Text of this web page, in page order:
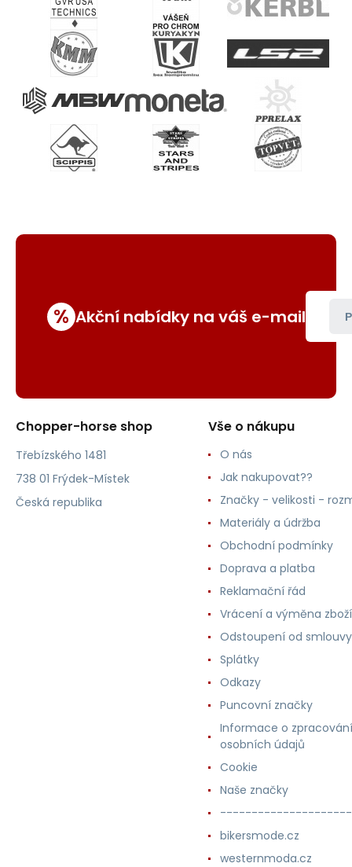
% Akční nabídky na váš e-mail
Chopper-horse shop
Třebízského 1481
738 01 Frýdek-Místek
Česká republika
Vše o nákupu
O nás
Jak nakupovat??
Značky - velikosti -
Materiály a údržba
Obchodní podmínky
Doprava a platba
Reklamační řád
Vrácení a výměna zboží
Odstoupení od smlouvy
Splátky
Odkazy
Puncovní značky
Informace o zpracování
osobních údajů
Cookie
Naše značky
bikersmode.cz
westernmoda.cz